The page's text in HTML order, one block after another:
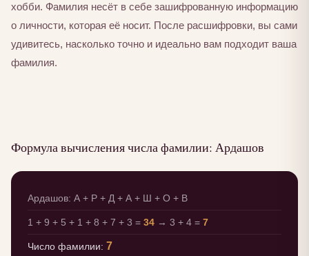
хобби. Фамилия несёт в себе зашифрованную информацию
о личности, которая её носит. После расшифровки, вы сами
удивитесь, насколько точно и идеально вам подходит ваша
фамилия.
Формула вычисления числа фамилии: Ардашов
Ардашов: А + Р + Д + А + Ш + О + В
1 + 9 + 5 + 1 + 8 + 7 + 3 = 34 → 3 + 4 = 7
Число фамилии: 7